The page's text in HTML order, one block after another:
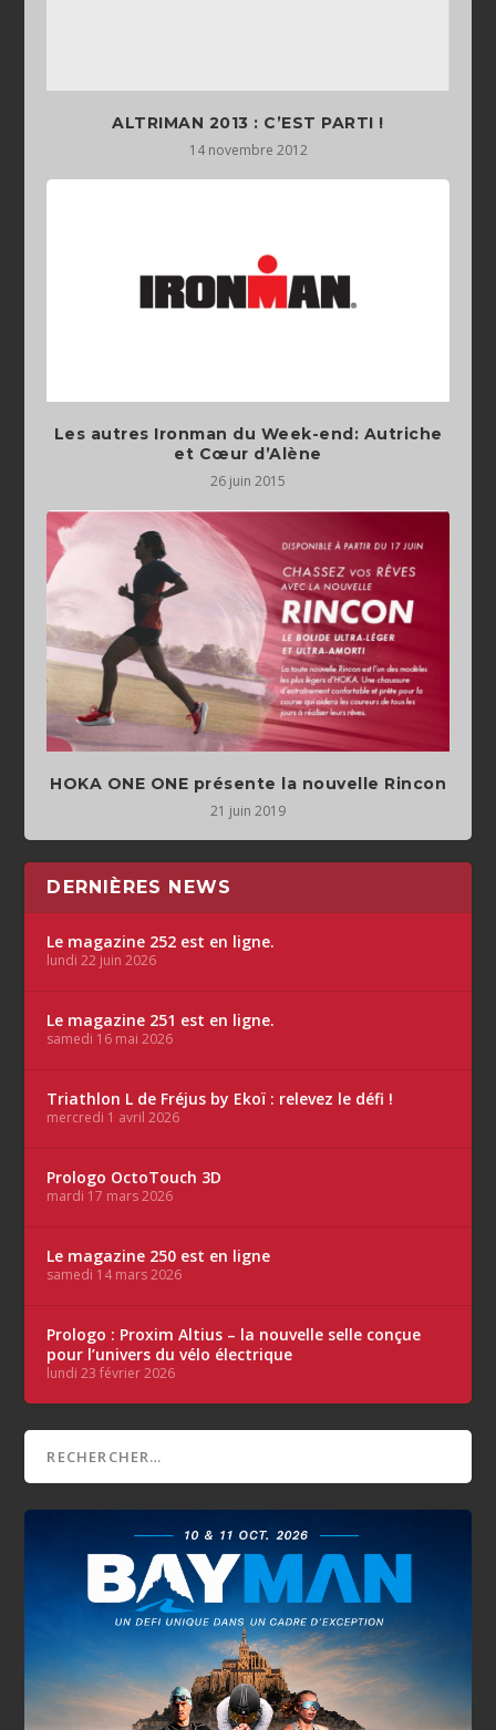
ALTRIMAN 2013 : C’EST PARTI !
14 novembre 2012
Les autres Ironman du Week-end: Autriche
et Cœur d’Alène
26 juin 2015
HOKA ONE ONE présente la nouvelle Rincon
21 juin 2019
DERNIÈRES NEWS
Le magazine 252 est en ligne.
lundi 22 juin 2026
Le magazine 251 est en ligne.
samedi 16 mai 2026
Triathlon L de Fréjus by Ekoï : relevez le défi !
mercredi 1 avril 2026
Prologo OctoTouch 3D
mardi 17 mars 2026
Le magazine 250 est en ligne
samedi 14 mars 2026
Prologo : Proxim Altius – la nouvelle selle conçue
pour l’univers du vélo électrique
lundi 23 février 2026